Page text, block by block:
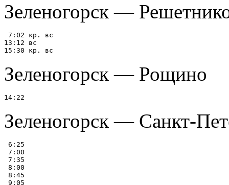
Зеленогорск —
7:02 кр. вс
13:12 вс
Зеленогорск — Рощино
Зеленогорск — Санкт-
6:25
7:00
7:35
8:00
8:45
9:05